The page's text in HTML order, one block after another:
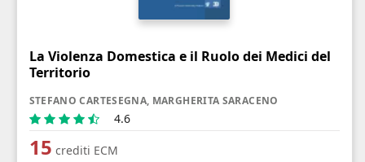
La Violenza Domestica e il Ruolo dei Medici del
Territorio
STEFANO CARTESEGNA, MARGHERITA SARACENO
4.6
15 crediti ECM